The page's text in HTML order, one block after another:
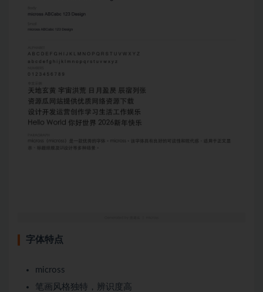
字体特点
micross
笔画风格独特，辨识度高